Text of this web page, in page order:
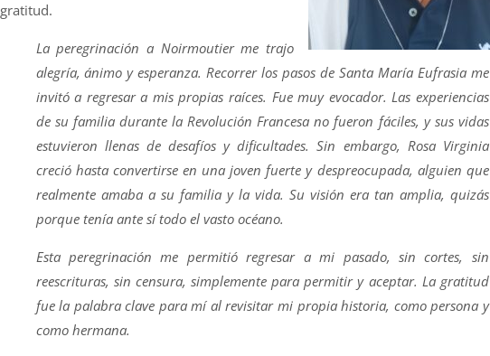
gratitud.
La peregrinación a Noirmoutier me trajo
alegría, ánimo y esperanza. Recorrer los pasos de Santa María Eufrasia me
invitó a regresar a mis propias raíces. Fue muy evocador. Las experiencias
de su familia durante la Revolución Francesa no fueron fáciles, y sus vidas
estuvieron llenas de desafíos y dificultades. Sin embargo, Rosa Virginia
creció hasta convertirse en una joven fuerte y despreocupada, alguien que
realmente amaba a su familia y la vida. Su visión era tan amplia, quizás
porque tenía ante sí todo el vasto océano.
Esta peregrinación me permitió regresar a mi pasado, sin cortes, sin
reescrituras, sin censura, simplemente para permitir y aceptar. La gratitud
fue la palabra clave para mí al revisitar mi propia historia, como persona y
como hermana.